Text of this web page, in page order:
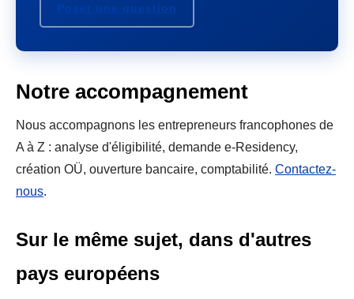
Poser une question
Notre accompagnement
Nous accompagnons les entrepreneurs francophones de
A à Z : analyse d'éligibilité, demande e-Residency,
création OÜ, ouverture bancaire, comptabilité. Contactez-
nous.
Sur le même sujet, dans d'autres
pays européens